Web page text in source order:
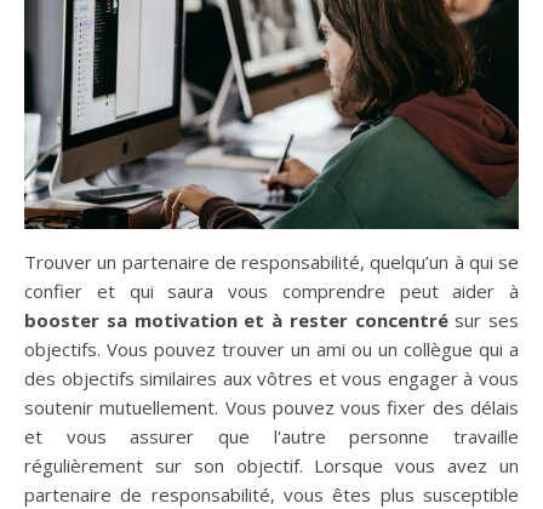
Trouver un partenaire de responsabilité, quelqu’un à qui se
confier et qui saura vous comprendre peut aider à
booster sa motivation et à rester concentrésur ses
objectifs. Vous pouvez trouver un ami ou un collègue qui a
des objectifs similaires aux vôtres et vous engager à vous
soutenir mutuellement. Vous pouvez vous fixer des délais
et vous assurer que l'autre personne travaille
régulièrement sur son objectif. Lorsque vous avez un
partenaire de responsabilité, vous êtes plus susceptible